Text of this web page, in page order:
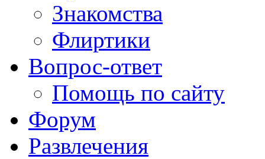
Знакомства
Флиртики
Вопрос-ответ
Помощь по сайту
Форум
Развлечения